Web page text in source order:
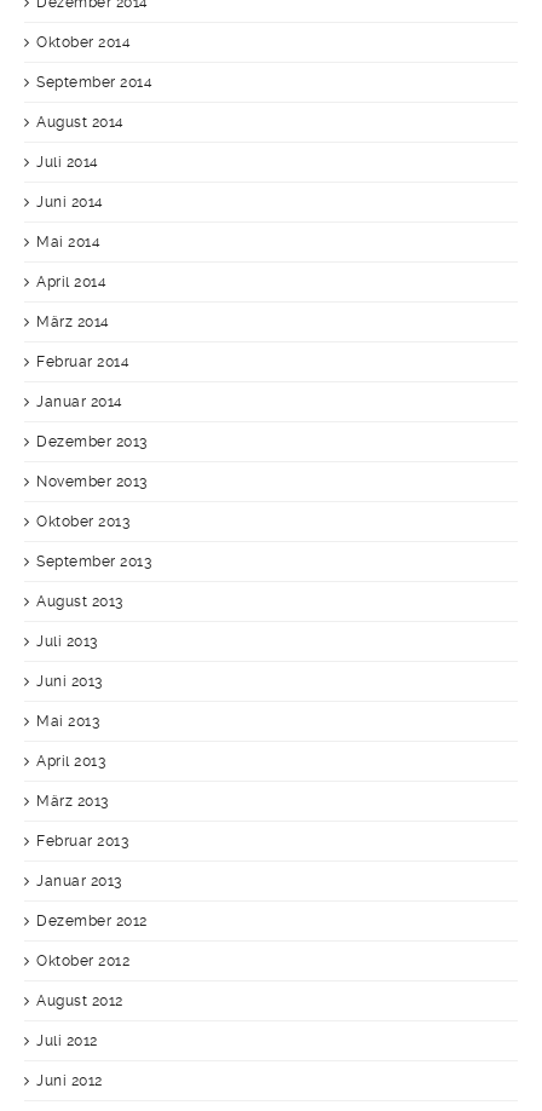
Oktober 2014
September 2014
August 2014
Juli 2014
Juni 2014
Mai 2014
April 2014
März 2014
Februar 2014
Januar 2014
Dezember 2013
November 2013
Oktober 2013
September 2013
August 2013
Juli 2013
Juni 2013
Mai 2013
April 2013
März 2013
Februar 2013
Januar 2013
Dezember 2012
Oktober 2012
August 2012
Juli 2012
Juni 2012